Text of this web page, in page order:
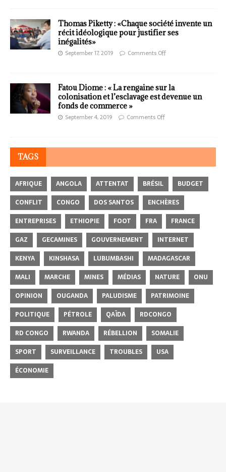
Thomas Piketty : «Chaque société invente un
récit idéologique pour justifier ses
inégalités»
September 17, 2019 Comments Off
Fatou Diome : « La rengaine sur la
colonisation et l’esclavage est devenue un
fonds de commerce »
September 4, 2019 Comments Off
TAGS
AFRIQUE ANGOLA ATTENTAT BRÉSIL
BUDGET
CONFLIT
CONGO DOS SANTOS
ENCHÈRES
ENTREPRISES
ETHIOPIE FOOT FRA
FRANCE
GAZ
GECAMINES GOUVERNEMENT
INTERNET
KENYA
KINSHASA LUBUMBASHI
MADAGASCAR
MALI
MARCHE MINES MÉDIAS NATURE
ONU
OPINION
OUGANDA PALUDISME
PATRIMOINE
POLITIQUE
PÉTROLE QAÏDA
RDCONGO
RD CONGO
RWANDA RÉBELLION
SOMALIE
SPORT
SURVEILLANCE TROUBLES
USA
ÉCONOMIE